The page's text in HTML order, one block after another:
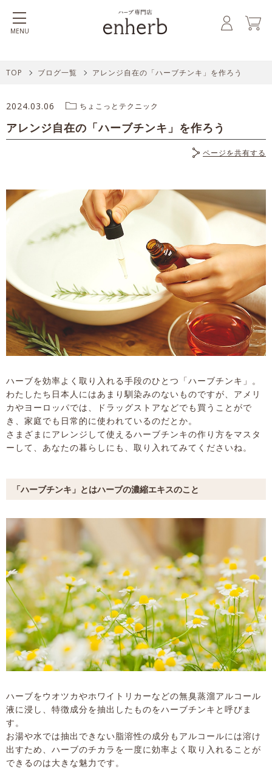
MENU
TOP ブログ一覧 アレンジ自在の「ハーブチンキ」を作ろう
2024.03.06 ちょこっとテクニック
アレンジ自在の「ハーブチンキ」を作ろう
ページを共有する
ハーブを効率よく取り入れる手段のひとつ「ハーブチンキ」。
わたしたち日本人にはあまり馴染みのないものですが、アメリ
カやヨーロッパでは、ドラッグストアなどでも買うことがで
き、家庭でも日常的に使われているのだとか。
さまざまにアレンジして使えるハーブチンキの作り方をマスタ
ーして、あなたの暮らしにも、取り入れてみてくださいね。
「ハーブチンキ」とはハーブの濃縮エキスのこと
ハーブをウオツカやホワイトリカーなどの無臭蒸溜アルコール
液に浸し、特徴成分を抽出したものをハーブチンキと呼びま
す。
お湯や水では抽出できない脂溶性の成分もアルコールには溶け
出すため、ハーブのチカラを一度に効率よく取り入れることが
できるのは大きな魅力です。